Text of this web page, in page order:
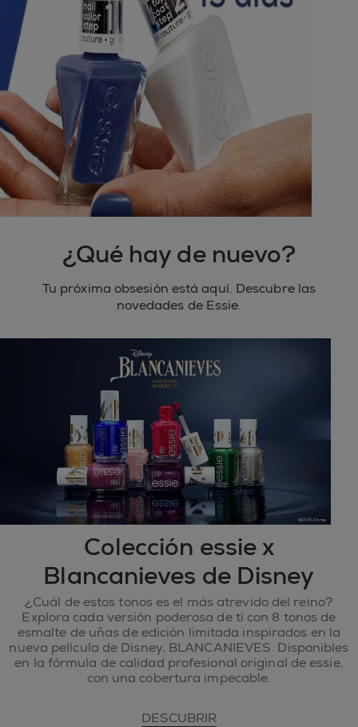
¿Qué hay de nuevo?
Tu próxima obsesión está aquí. Descubre las
novedades de Essie.
Colección essie x
Blancanieves de Disney
¿Cuál de estos tonos es el más atrevido del reino?
Explora cada versión poderosa de ti con 8 tonos de
esmalte de uñas de edición limitada inspirados en la
nueva película de Disney, BLANCANIEVES. Disponibles
en la fórmula de calidad profesional original de essie,
con una cobertura impecable.
DESCUBRIR